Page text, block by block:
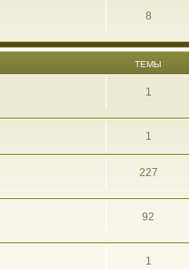
8
ТЕМЫ
1
1
227
92
1